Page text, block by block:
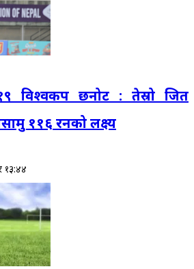
विश्वकप छनोट : तेस्रो जित
११६ रनको लक्ष्य
१३:४४